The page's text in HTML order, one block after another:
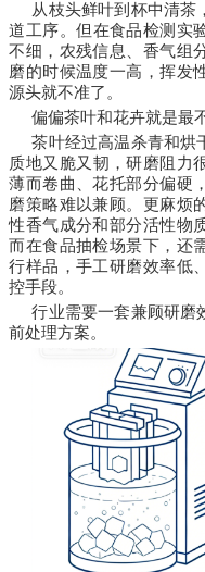
从枝头鲜叶到杯中清茶
道工序。但在食品检测
不细，农残信息、香气组
磨的时候温度一高，挥发
源头就不准了。
偏偏茶叶和花卉就是最
茶叶经过高温杀青和烘
质地又脆又韧，研磨阻
薄而卷曲、花托部分偏硬
磨策略难以兼顾。更麻烦
性香气成分和部分活性物
而在食品抽检场景下，还
行样品，手工研磨效率低
控手段。
行业需要一套兼顾研磨
前处理方案。